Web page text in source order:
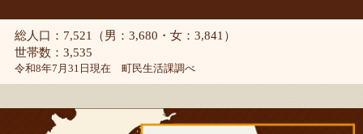
総人口：7,521（男：3,680・女：3,841）
世帯数：3,535
令和8年7月31日現在 町民生活課調べ